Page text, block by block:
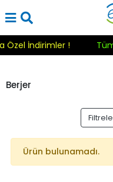
Özel İndirimler !
Berjer
Ürün bulunamadı.